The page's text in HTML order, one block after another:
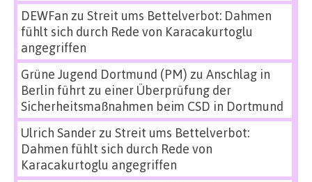
DEWFan zu Streit ums Bettelverbot: Dahmen
fühlt sich durch Rede von Karacakurtoglu
angegriffen
Grüne Jugend Dortmund (PM) zu Anschlag in
Berlin führt zu einer Überprüfung der
Sicherheitsmaßnahmen beim CSD in Dortmund
Ulrich Sanderzu Streit ums Bettelverbot:
Dahmen fühlt sich durch Rede von
Karacakurtoglu angegriffen